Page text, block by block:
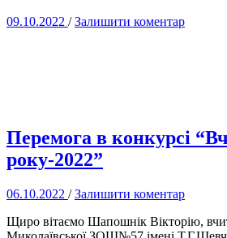
09.10.2022 /Залишити коментар
Перемога в конкурсі
року-2022”
06.10.2022 /Залишити коментар
Щиро вітаємо Шапошнік Вікторію,